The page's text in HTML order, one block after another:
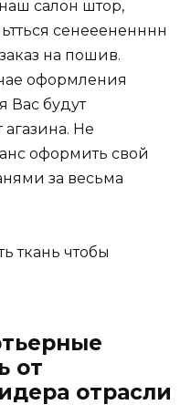
салон штор,
сенееененннн
на пошив.
оформления
Вас будут
Не
оформить свой
за весьма
ткань чтобы
от
отрасли